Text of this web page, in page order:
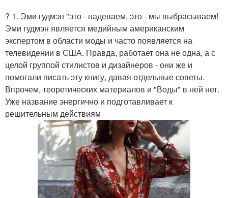
? 1. Эми гудмэн "это - надеваем, это - мы выбрасываем!
Эми гудмэн является медийным американским
экспертом в области моды и часто появляется на
телевидении в США. Правда, работает она не одна, а с
целой группой стилистов и дизайнеров - они же и
помогали писать эту книгу, давая отдельные советы.
Впрочем, теоретических материалов и "Воды" в ней нет.
Уже название энергично и подготавливает к
решительным действиям